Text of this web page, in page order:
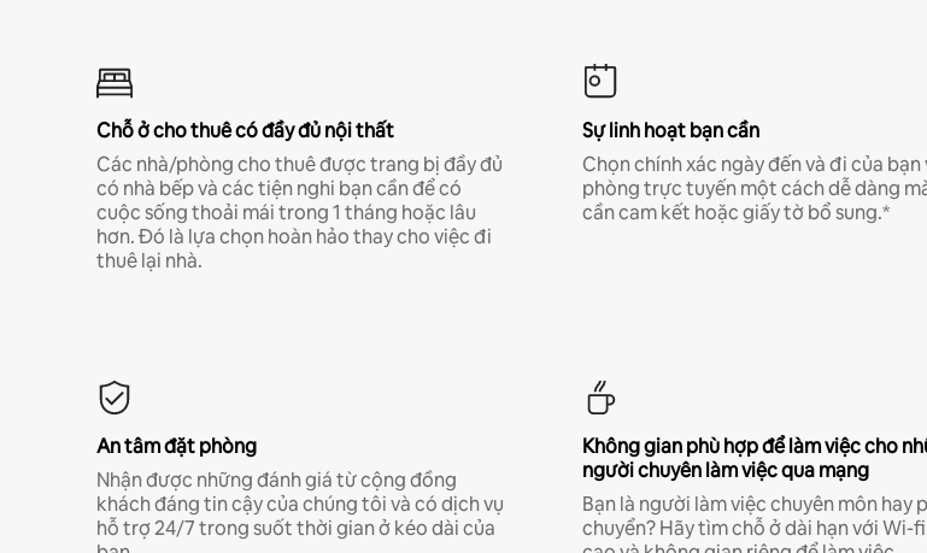
Chỗ ở cho thuê có đầy đủ nội thất
Các nhà/phòng cho thuê được trang bị đầy đủ
có nhà bếp và các tiện nghi bạn cần để có
cuộc sống thoải mái trong 1 tháng hoặc lâu
hơn. Đó là lựa chọn hoàn hảo thay cho việc đi
thuê lại nhà.
Sự linh hoạt bạn cần
Chọn chính xác ngày đến và đi của bạn
phòng trực tuyến một cách dễ dàng
cần cam kết hoặc giấy tờ bổ sung.*
An tâm đặt phòng
Nhận được những đánh giá từ cộng đồng
khách đáng tin cậy của chúng tôi và có dịch vụ
hỗ trợ 24/7 trong suốt thời gian ở kéo dài của
Không gian phù hợp để làm việc cho
người chuyên làm việc qua mạng
Bạn là người làm việc chuyên môn hay
chuyển? Hãy tìm chỗ ở dài hạn với Wi-